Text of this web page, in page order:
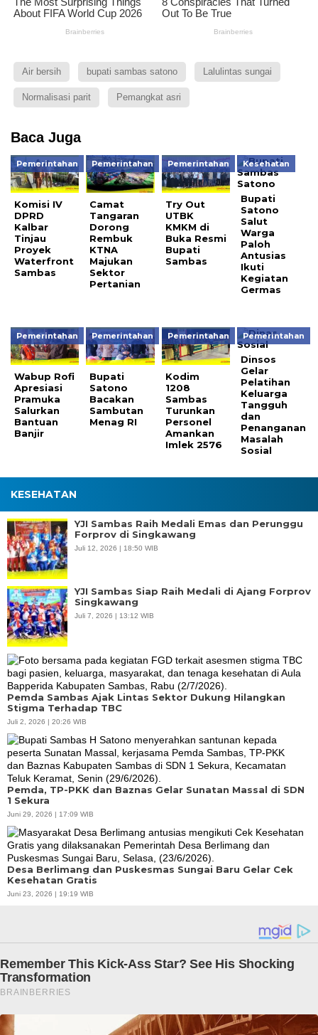
Air bersih bupati sambas satono Lalulintas sungai
Normalisasi parit Pemangkat asri
Baca Juga
Pemerintahan
Komisi IV
DPRD
Kalbar
Tinjau
Proyek
Waterfront
Sambas
Pemerintahan
Camat
Tangaran
Dorong
Rembuk
KTNA
Majukan
Sektor
Pertanian
Pemerintahan
Try Out
UTBK
KMKM di
Buka Resmi
Bupati
Sambas
Kesehatan
Bupati
Satono
Salut
Warga
Paloh
Antusias
Ikuti
Kegiatan
Germas
Pemerintahan
Wabup Rofi
Apresiasi
Pramuka
Salurkan
Bantuan
Banjir
Pemerintahan
Bupati
Satono
Bacakan
Sambutan
Menag RI
Pemerintahan
Kodim
1208
Sambas
Turunkan
Personel
Amankan
Imlek 2576
Pemerintahan
Dinsos
Gelar
Pelatihan
Keluarga
Tangguh
dan
Penanganan
Masalah
Sosial
KESEHATAN
YJI Sambas Raih Medali Emas dan Perunggu
Forprov di Singkawang
Juli 12, 2026 | 18:50 WIB
YJI Sambas Siap Raih Medali di Ajang Forprov
Singkawang
Juli 7, 2026 | 13:12 WIB
Pemda Sambas Ajak Lintas Sektor Dukung Hilangkan
Stigma Terhadap TBC
Juli 2, 2026 | 20:26 WIB
Pemda, TP-PKK dan Baznas Gelar Sunatan Massal di SDN
1 Sekura
Juni 29, 2026 | 17:09 WIB
Desa Berlimang dan Puskesmas Sungai Baru Gelar Cek
Kesehatan Gratis
Juni 23, 2026 | 19:19 WIB